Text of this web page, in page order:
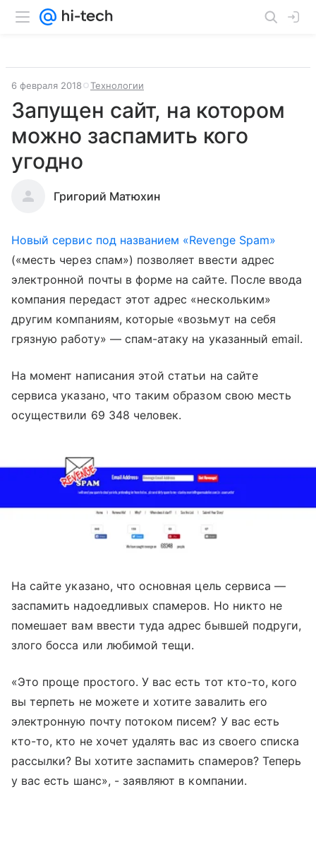
6 февраля 2018 Технологии
Запущен сайт, на котором
можно заспамить кого
угодно
Григорий Матюхин
Новый сервис под названием «Revenge Spam»
(«месть через спам») позволяет ввести адрес
электронной почты в форме на сайте. После ввода
компания передаст этот адрес «нескольким»
другим компаниям, которые «возьмут на себя
грязную работу» — спам-атаку на указанный email.
На момент написания этой статьи на сайте
сервиса указано, что таким образом свою месть
осуществили 69 348 человек.
На сайте указано, что основная цель сервиса —
заспамить надоедливых спамеров. Но никто не
помешает вам ввести туда адрес бывшей подруги,
злого босса или любимой тещи.
«Это проще простого. У вас есть тот кто-то, кого
вы терпеть не можете и хотите завалить его
электронную почту потоком писем? У вас есть
кто-то, кто не хочет удалять вас из своего списка
рассылки? Вы хотите заспамить спамеров? Теперь
у вас есть шанс», - заявляют в компании.